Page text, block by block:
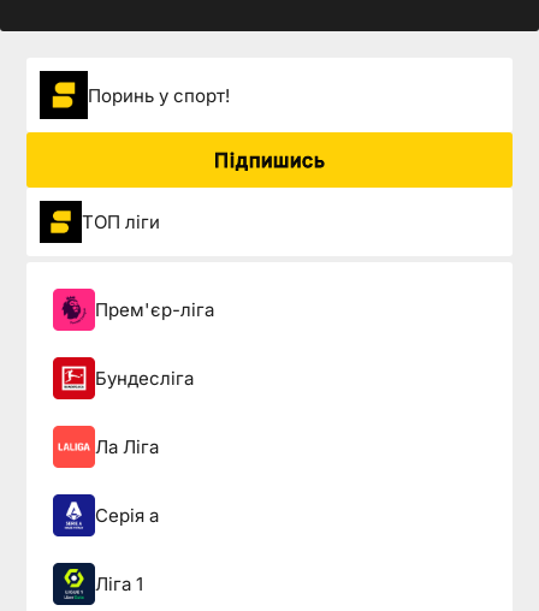
Поринь у спорт!
Підпишись
ТОП ліги
Прем'єр-ліга
Бундесліга
Ла Ліга
Серія а
Ліга 1